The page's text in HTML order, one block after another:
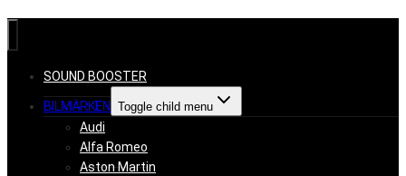
SOUND BOOSTER
BILMÄRKEN Toggle child menu
Audi
Alfa Romeo
Aston Martin